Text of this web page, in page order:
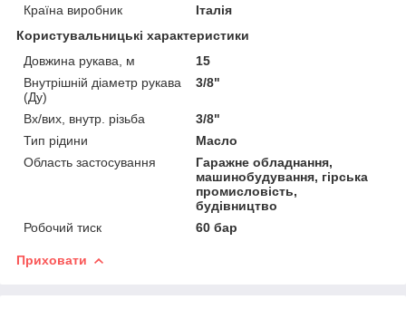
Країна виробник
Італія
Користувальницькі характеристики
Довжина рукава, м
15
Внутрішній діаметр рукава
(Ду)
3/8"
Вх/вих, внутр. різьба
3/8"
Тип рідини
Масло
Область застосування
Гаражне обладнання,
машинобудування, гірська
промисловість,
будівництво
Робочий тиск
60 бар
Приховати